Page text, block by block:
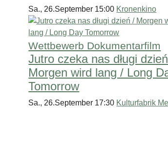
Sa., 26.September 15:00 Kronenkino
Wettbewerb Dokumentarfilm
Jutro czeka nas długi
Morgen wird lang / Long
Tomorrow
Sa., 26.September 17:30 Kulturfabrik